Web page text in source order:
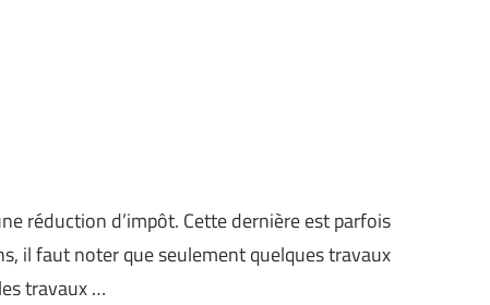
réduction d’impôt. Cette dernière est parfois
il faut noter que seulement quelques travaux
travaux …